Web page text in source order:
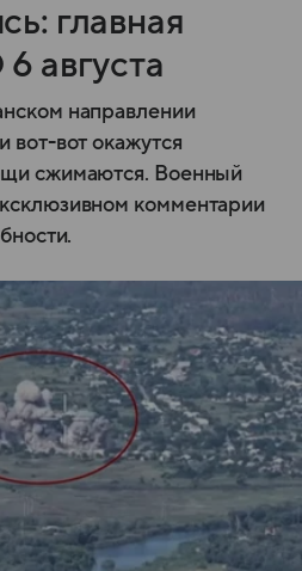
главная
августа
направлении
вот-вот окажутся
сжимаются. Военный
комментарии